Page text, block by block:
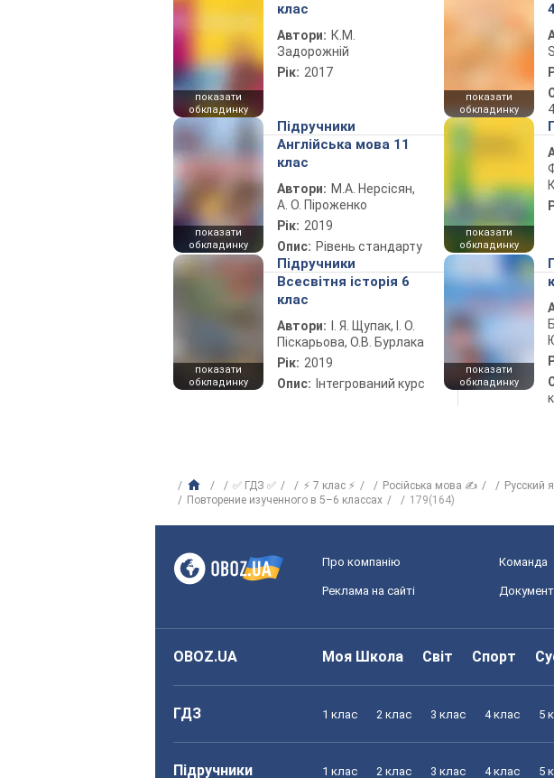
показати
обкладинку
клас
Автори: К.М.
Задорожній
Рік: 2017
показати
обкладинку
показати
обкладинку
Підручники
Англійська мова 11
клас
Автори: М.А. Нерсісян,
А. О. Піроженко
Рік: 2019
Опис: Рівень стандарту
показати
обкладинку
показати
обкладинку
Підручники
Всесвітня історія 6
клас
Автори:
І. Я. Щупак, І. О.
Піскарьова, О.В. Бурлака
Рік: 2019
Опис: Інтегрований курс
показати
обкладинку
✅ ГДЗ ✅ ⚡ 7 клас ⚡ Російська мова ✍ Русский
Повторение изученного в 5–6 классах
179(164)
Про компанію Команда
Реклама на сайті
OBOZ.UA Моя Школа Світ Спорт
ГДЗ 1 клас 2 клас 3 клас 4 клас 5
Підручники 1 клас 2 клас 3 клас 4 клас 5